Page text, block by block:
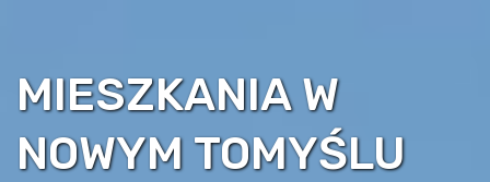
MIESZKANIA W
NOWYM TOMYŚLU